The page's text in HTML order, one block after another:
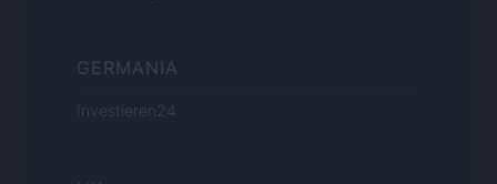
GERMANIA
Investieren24